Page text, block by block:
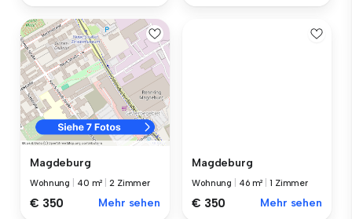
Magdeburg
Wohnung 40 m² |2 Zimmer
€ 350 Mehr sehen
Magdeburg
Wohnung 46 m² |1 Zimmer
€ 350 Mehr sehen